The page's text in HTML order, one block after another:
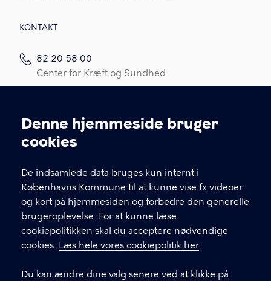
Cookieindstillinger
Denne hjemmeside bruger
cookies
De indsamlede data bruges kun internt i
Københavns Kommune til at kunne vise fx videoer
og kort på hjemmesiden og forbedre den generelle
brugeroplevelse. For at kunne læse
cookiepolitikken skal du acceptere nødvendige
cookies. Læs hele vores cookiepolitik her
Du kan ændre dine valg senere ved at klikke på
KONTAKT
82 20 58 00
Center for Kræft og Sundhed
Kontakt os
Det er vigtigt, du udfylder et spørgeskema i
forbindelse med din indledende, opfølgende
eller afsluttende samtale med din
kontaktperson.